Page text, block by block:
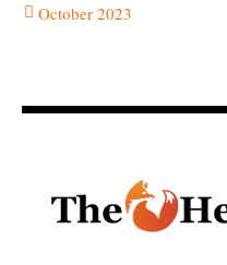
October 2023